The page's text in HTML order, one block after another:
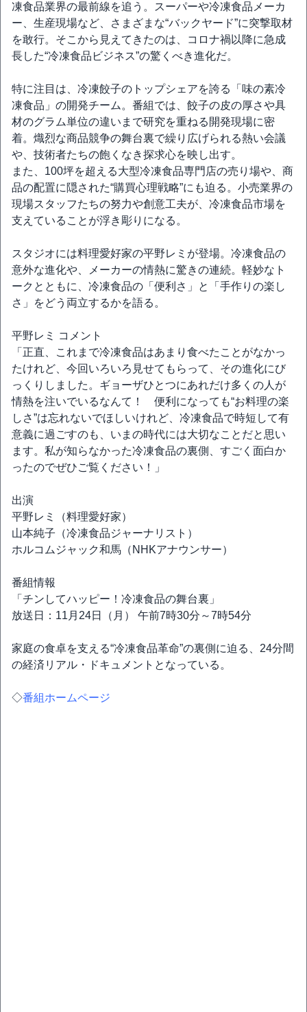
凍食品業界の最前線を追う。スーパーや冷凍食品メーカ
ー、生産現場など、さまざまな“バックヤード”に突撃取材
を敢行。そこから見えてきたのは、コロナ禍以降に急成
長した“冷凍食品ビジネス”の驚くべき進化だ。
特に注目は、冷凍餃子のトップシェアを誇る「味の素冷
凍食品」の開発チーム。番組では、餃子の皮の厚さや具
材のグラム単位の違いまで研究を重ねる開発現場に密
着。熾烈な商品競争の舞台裏で繰り広げられる熱い会議
や、技術者たちの飽くなき探求心を映し出す。
また、100坪を超える大型冷凍食品専門店の売り場や、商
品の配置に隠された“購買心理戦略”にも迫る。小売業界の
現場スタッフたちの努力や創意工夫が、冷凍食品市場を
支えていることが浮き彫りになる。
スタジオには料理愛好家の平野レミが登場。冷凍食品の
意外な進化や、メーカーの情熱に驚きの連続。軽妙なト
ークとともに、冷凍食品の「便利さ」と「手作りの楽し
さ」をどう両立するかを語る。
平野レミ コメント
「正直、これまで冷凍食品はあまり食べたことがなかっ
たけれど、今回いろいろ見せてもらって、その進化にび
っくりしました。ギョーザひとつにあれだけ多くの人が
情熱を注いでいるなんて！ 便利になっても“お料理の楽
しさ”は忘れないでほしいけれど、冷凍食品で時短して有
意義に過ごすのも、いまの時代には大切なことだと思い
ます。私が知らなかった冷凍食品の裏側、すごく面白か
ったのでぜひご覧ください！」
出演
平野レミ（料理愛好家）
山本純子（冷凍食品ジャーナリスト）
ホルコムジャック和馬（NHKアナウンサー）
番組情報
「チンしてハッピー！冷凍食品の舞台裏」
放送日：11月24日（月） 午前7時30分～7時54分
家庭の食卓を支える“冷凍食品革命”の裏側に迫る、24分間
の経済リアル・ドキュメントとなっている。
◇番組ホームページ